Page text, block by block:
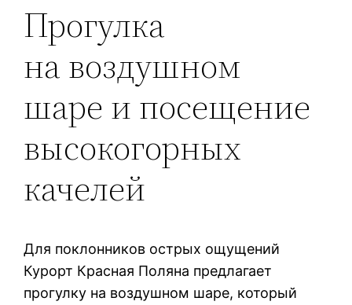
Прогулка
на воздушном
шаре и посещение
высокогорных
качелей
Для поклонников острых ощущений
Курорт Красная Поляна предлагает
прогулку на воздушном шаре, который